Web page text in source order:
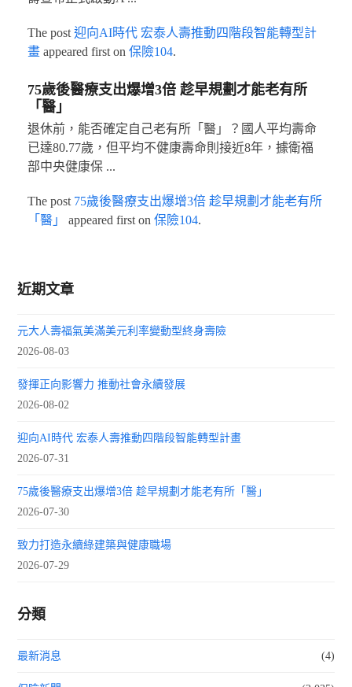
The post 迎向AI時代 宏泰人壽推動四階段智能轉型計
畫appeared first on 保險104.
75歲後醫療支出爆增3倍 趁早規劃才能老有所
「醫」
退休前，能否確定自己老有所「醫」？國人平均壽命
已達80.77歲，但平均不健康壽命則接近8年，據衛福
部中央健康保 ...
The post 75歲後醫療支出爆增3倍 趁早規劃才能老有所
「醫」
appeared first on 保險104.
近期文章
元大人壽福氣美滿美元利率變動型終身壽險
2026-08-03
發揮正向影響力 推動社會永續發展
2026-08-02
迎向AI時代 宏泰人壽推動四階段智能轉型計畫
2026-07-31
75歲後醫療支出爆增3倍 趁早規劃才能老有所「醫」
2026-07-30
致力打造永續綠建築與健康職場
2026-07-29
分類
最新消息 (4)